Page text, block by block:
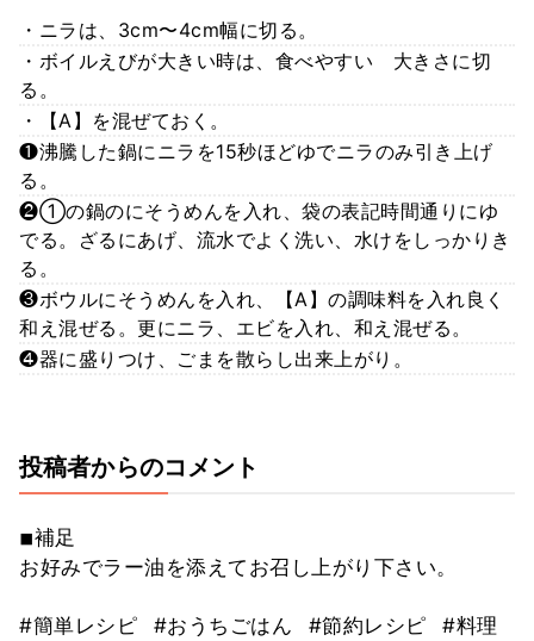
・ニラは、3cm〜4cm幅に切る。
・ボイルえびが大きい時は、食べやすい 大きさに切
る。
・【A】を混ぜておく。
❶沸騰した鍋にニラを15秒ほどゆでニラのみ引き上げ
る。
❷①の鍋のにそうめんを入れ、袋の表記時間通りにゆ
でる。ざるにあげ、流水でよく洗い、水けをしっかりき
る。
❸ボウルにそうめんを入れ、【A】の調味料を入れ良く
和え混ぜる。更にニラ、エビを入れ、和え混ぜる。
❹器に盛りつけ、ごまを散らし出来上がり。
投稿者からのコメント
◾︎補足
お好みでラー油を添えてお召し上がり下さい。
#簡単レシピ #おうちごはん #節約レシピ
#料理